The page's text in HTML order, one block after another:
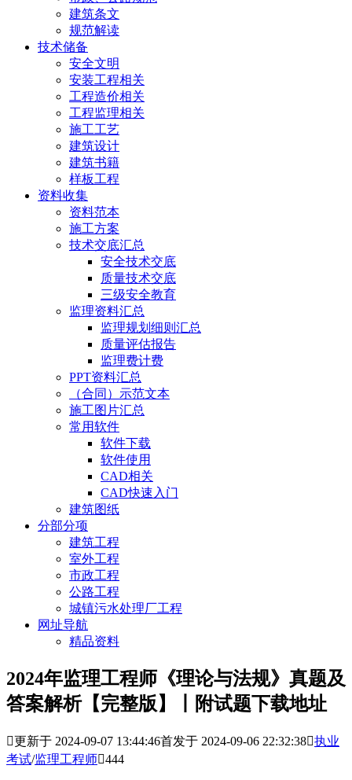
建筑条文
规范解读
技术储备
安全文明
安装工程相关
工程造价相关
工程监理相关
施工工艺
建筑设计
建筑书籍
样板工程
资料收集
资料范本
施工方案
技术交底汇总
安全技术交底
质量技术交底
三级安全教育
监理资料汇总
监理规划细则汇总
质量评估报告
监理费计费
PPT资料汇总
（合同）示范文本
施工图片汇总
常用软件
软件下载
软件使用
CAD相关
CAD快速入门
建筑图纸
分部分项
建筑工程
室外工程
市政工程
公路工程
城镇污水处理厂工程
网址导航
精品资料
2024年监理工程师《理论与法规》真题及
答案解析【完整版】丨附试题下载地址
更新于 2024-09-07 13:44:46首发于 2024-09-06 22:32:38执业
考试/监理工程师444